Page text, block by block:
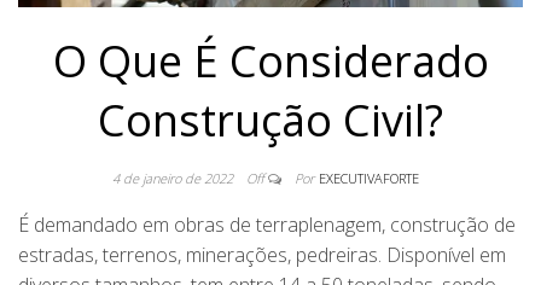
O Que É Considerado
Construção Civil?
4 de janeiro de 2022 Off Por EXECUTIVAFORTE
É demandado em obras de terraplenagem, construção de
estradas, terrenos, minerações, pedreiras. Disponível em